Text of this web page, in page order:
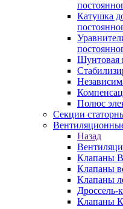
Катушка
Шунтовая
Полюс
Секции
Назад
Клапаны
Клапаны
Клапаны
Дроссель-
Клапаны